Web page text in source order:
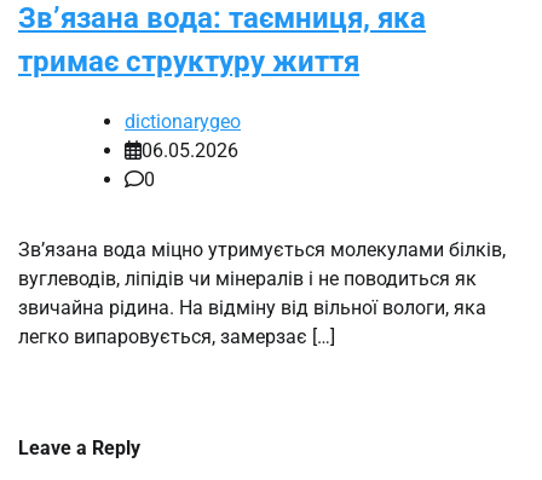
Зв’язана вода: таємниця, яка
тримає структуру життя
dictionarygeo
06.05.2026
0
Зв’язана вода міцно утримується молекулами білків,
вуглеводів, ліпідів чи мінералів і не поводиться як
звичайна рідина. На відміну від вільної вологи, яка
легко випаровується, замерзає […]
Leave a Reply